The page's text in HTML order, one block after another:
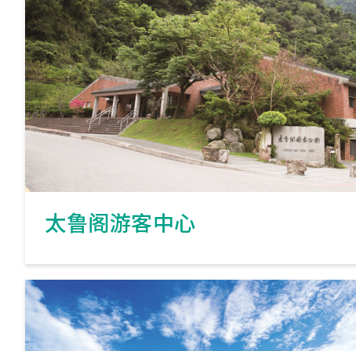
太鲁阁游客中心